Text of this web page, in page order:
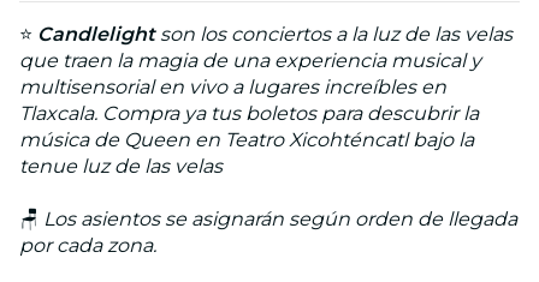
⭐ Candlelightson los conciertos a la luz de las velas
que traen la magia de una experiencia musical y
multisensorial en vivo a lugares increíbles en
Tlaxcala. Compra ya tus boletos para descubrir la
música de Queen en Teatro Xicohténcatl bajo la
tenue luz de las velas
🪑 Los asientos se asignarán según orden de llegada
por cada zona.